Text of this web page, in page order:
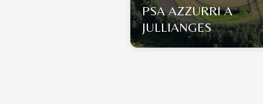
PSA AZZURRI A
JULLIANGES